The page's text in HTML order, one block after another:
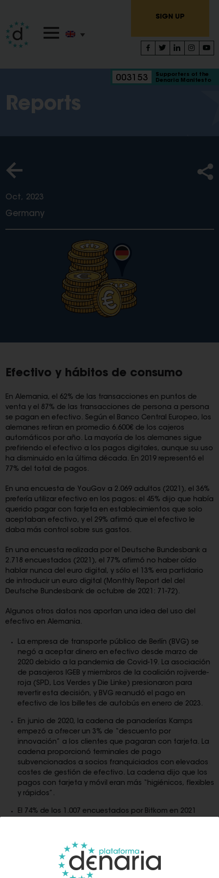
SIGN UP
003153
Supporters of the
Denaria Manifesto
Reports
Oct, 2023
Germany
Efectivo y hábitos de consumo
En Alemania, el 62% de las transacciones en puntos de
venta y el 87% de las transacciones de persona a persona
se pagan en efectivo. Según el Banco Central Europeo, los
alemanes retiran en promedio 6.600€ de los cajeros
automáticos por año. La mayoría de los alemanes sigue
prefiriendo el efectivo a los pagos digitales, aunque su uso
ha disminuido en la última década. En 2019 representó el
77% del total de pagos.
En una encuesta de YouGov a 2.069 adultos (2021), el 36%
prefería utilizar efectivo en los pagos; el 45% dijo que había
querido pagar con tarjeta en establecimientos que solo
aceptaban efectivo, y el 29% afirmó que el efectivo le
daba más control sobre sus gastos.
En una encuesta realizada por el Deutsche Bundesbank a
2.718 encuestados (2021), el 77% afirmó no haber oído
hablar nunca del euro digital, y sólo el 13% era partidario
de introducir un euro digital (Monthly Report del del
Deutsche Bundesbank de octubre de 2021: 71-72).
Algunos otros datos nos aportan una idea del uso del
efectivo en Alemania.
La empresa de transporte público de Berlín (BVG) se
negó a aceptar dinero en efectivo desde marzo de
2020 debido a la pandemia de Covid-19. La asociación
de pasajeros IGEB y miembros de la coalición rojiverde-
roja (SPD, Los Verdes y Die Linke) presionaron para
revertir esta decisión, y BVG reanudó el pago en
efectivo de los billetes de autobús en enero de 2023.
En junio de 2020, la cadena de panaderías Kamps
empezó a ofrecer un 3% de “descuento por
innovación” a los clientes que pagaran con tarjeta. La
cadena proporcionó terminales de pago
subvencionados a socios franquiciados con elevados
costes de gestión de efectivo. La cadena dijo que los
pagos con tarjeta y móvil eran más “higiénicos, flexibles
y rápidos”.
El 74% de los 1.007 encuestados por Bitkom en 2021
elección a la hora de pagar. No se trata de deshacerse
del efectivo, sino de darle libertad a los clientes para
decidir cómo quieren pagar en cualquier lugar. Nadie
debería verse obligado a llevar efectivo encima todo el